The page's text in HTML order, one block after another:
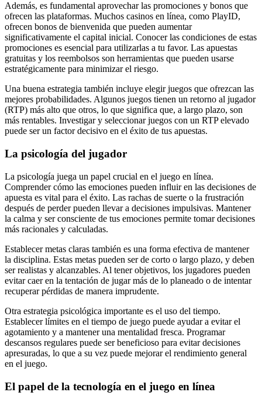
Además, es fundamental aprovechar las promociones y bonos que
ofrecen las plataformas. Muchos casinos en línea, como PlayID,
ofrecen bonos de bienvenida que pueden aumentar
significativamente el capital inicial. Conocer las condiciones de estas
promociones es esencial para utilizarlas a tu favor. Las apuestas
gratuitas y los reembolsos son herramientas que pueden usarse
estratégicamente para minimizar el riesgo.
Una buena estrategia también incluye elegir juegos que ofrezcan las
mejores probabilidades. Algunos juegos tienen un retorno al jugador
(RTP) más alto que otros, lo que significa que, a largo plazo, son
más rentables. Investigar y seleccionar juegos con un RTP elevado
puede ser un factor decisivo en el éxito de tus apuestas.
La psicología del jugador
La psicología juega un papel crucial en el juego en línea.
Comprender cómo las emociones pueden influir en las decisiones de
apuesta es vital para el éxito. Las rachas de suerte o la frustración
después de perder pueden llevar a decisiones impulsivas. Mantener
la calma y ser consciente de tus emociones permite tomar decisiones
más racionales y calculadas.
Establecer metas claras también es una forma efectiva de mantener
la disciplina. Estas metas pueden ser de corto o largo plazo, y deben
ser realistas y alcanzables. Al tener objetivos, los jugadores pueden
evitar caer en la tentación de jugar más de lo planeado o de intentar
recuperar pérdidas de manera imprudente.
Otra estrategia psicológica importante es el uso del tiempo.
Establecer límites en el tiempo de juego puede ayudar a evitar el
agotamiento y a mantener una mentalidad fresca. Programar
descansos regulares puede ser beneficioso para evitar decisiones
apresuradas, lo que a su vez puede mejorar el rendimiento general
en el juego.
El papel de la tecnología en el juego en línea